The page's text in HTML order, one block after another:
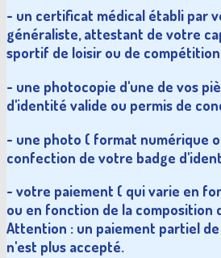
- un certificat médical établi par
généraliste, attestant de votre
sportif de loisir ou de
- une photocopie d'une de vos
d'identité valide ou permis de
- une photo ( format numérique
confection de votre badge
- votre paiement ( qui varie en
ou en fonction de la composition
Attention : un paiement partiel
n'est plus accepté.